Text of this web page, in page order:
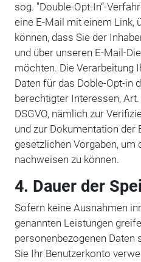
sog. "Double-Opt-In“-
eine E-Mail mit einem Link,
können, dass Sie der
und über unseren E-Mail-
möchten. Die Verarbeitung
Daten für das Doble-Opt-in
berechtigter Interessen,
DSGVO, nämlich zur
und zur Dokumentation der
gesetzlichen Vorgaben,
nachweisen zu können.
4. Dauer der
Sofern keine Ausnahmen
genannten Leistungen
personenbezogenen Daten
Sie Ihr Benutzerkonto